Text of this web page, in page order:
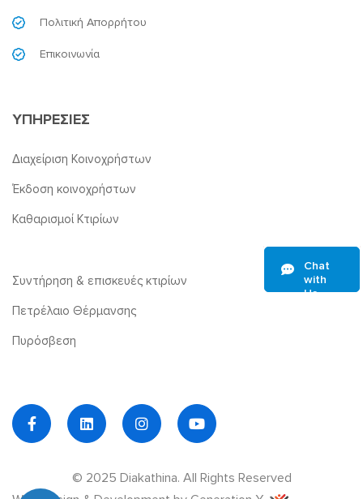
Πολιτική Απορρήτου
Επικοινωνία
ΥΠΗΡΕΣΙΕΣ
Διαχείριση Κοινοχρήστων
Έκδοση κοινοχρήστων
Καθαρισμοί Κτιρίων
Συντήρηση & επισκευές κτιρίων
Πετρέλαιο Θέρμανσης
Πυρόσβεση
Chat
with
Us
© 2025 Diakathina. All Rights Reserved